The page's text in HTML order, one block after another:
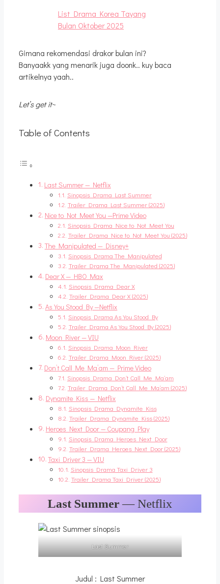
List Drama Korea Tayang
Bulan Oktober 2025
Gimana rekomendasi drakor bulan ini?
Banyaakk yang menarik juga doonk.. kuy baca
artikelnya yaah..
Let’s get it~
Table of Contents
Last Summer — Netflix
Sinopsis Drama Last Summer
Trailer Drama Last Summer (2025)
Nice to Not Meet You —Prime Video
Sinopsis Drama Nice to Not Meet You
Trailer Drama Nice to Not Meet You (2025)
The Manipulated — Disney+
Sinopsis Drama The Manipulated
Trailer Drama The Manipulated (2025)
Dear X — HBO Max
Sinopsis Drama Dear X
Trailer Drama Dear X (2025)
As You Stood By —Netflix
Sinopsis Drama As You Stood By
Trailer Drama As You Stood By (2025)
Moon River — VIU
Sinopsis Drama Moon River
Trailer Drama Moon River (2025)
Don’t Call Me Ma’am — Prime Video
Sinopsis Drama Don’t Call Me Ma’am
Trailer Drama Don’t Call Me Ma’am (2025)
Dynamite Kiss — Netflix
Sinopsis Drama Dynamite Kiss
Trailer Drama Dynamite Kiss (2025)
Heroes Next Door — Coupang Play
Sinopsis Drama Heroes Next Door
Trailer Drama Heroes Next Door (2025)
Taxi Driver 3 — VIU
Sinopsis Drama Taxi Driver 3
Trailer Drama Taxi Driver (2025)
Last Summer— Netflix
Last Summer
Judul : Last Summer